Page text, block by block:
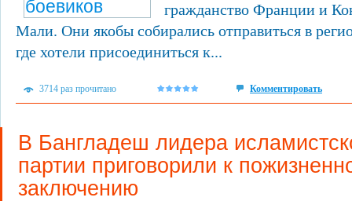
гражданство Франции и
Мали. Они якобы собирались отправиться в
где хотели присоединиться к...
3714 раз прочитано Комментировать
В Бангладеш лидера
партии приговорили к
заключению